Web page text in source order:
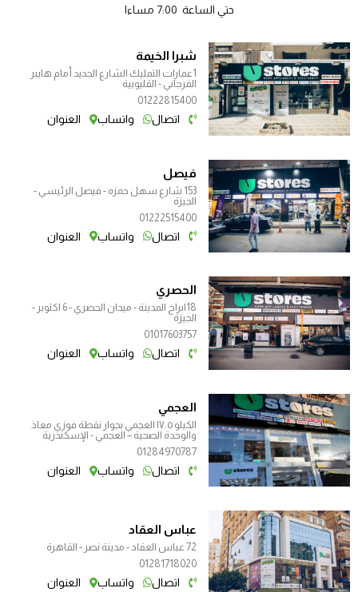
حتي الساعة 7:00 مساءا
شبرا الخيمة
1عمارات التمليك الشارع الجديد أمام هايبر
الفرجاني - القليوبية
01222815400
اتصال واتساب العنوان
فيصل
153 شارع سهل حمزه - فيصل الرئيسي -
الجيزة
01222515400
اتصال واتساب العنوان
الحصري
18ابراج المدينة - ميدان الحصري - 6 اكتوبر -
الجيزة
01017603757
اتصال واتساب العنوان
العجمي
الكيلو ١٧.٥ العجمي بجوار نقطة فوزي معاذ
والوحدة الصحية – العجمي - الإسكندرية
01284970787
اتصال واتساب العنوان
عباس العقاد
72 عباس العقاد - مدينة نصر - القاهرة
01281718020
اتصال واتساب العنوان